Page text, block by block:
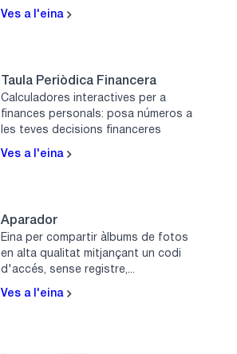
Ves a l'eina
Taula Periòdica Financera
Calculadores interactives per a
finances personals: posa números a
les teves decisions financeres
Ves a l'eina
Aparador
Eina per compartir àlbums de fotos
en alta qualitat mitjançant un codi
d'accés, sense registre,...
Ves a l'eina